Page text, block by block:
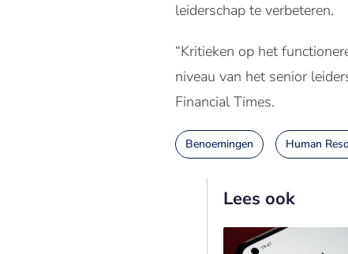
leiderschap te verbeteren.
“Kritieken op het
niveau van het senior
Financial Times.
Benoemingen Human
Lees ook